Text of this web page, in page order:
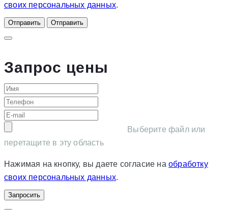
своих персональных данных.
Отправить Отправить
Запрос цены
Выберите файл или
перетащите в эту область
Нажимая на кнопку, вы даете согласие наобработку
своих персональных данных.
Запросить